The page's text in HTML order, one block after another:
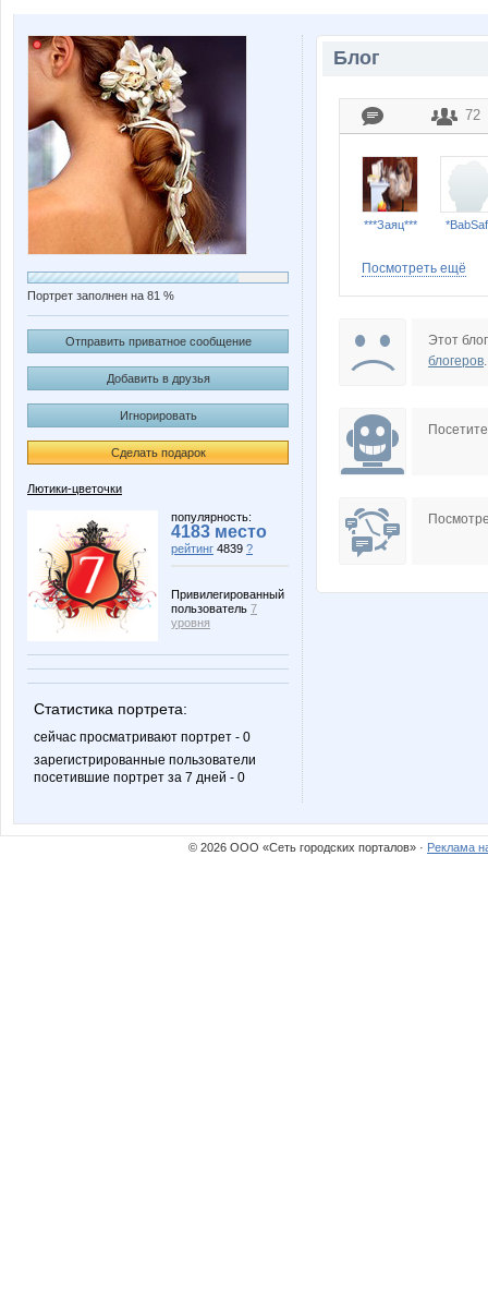
Портрет заполнен на 81 %
Отправить приватное сообщение
Добавить в друзья
Игнорировать
Сделать подарок
Лютики-цветочки
популярность:
4183 место
рейтинг 4839 ?
Привилегированный
пользователь 7
уровня
Статистика портрета:
сейчас просматривают портрет - 0
зарегистрированные пользователи
посетившие портрет за 7 дней - 0
Блог
72
***Заяц***
Grida
Ladyfirst
Посмотреть ещё
Этот
блогеров.
© 2026 ООО «Сеть городских порталов» · Реклама